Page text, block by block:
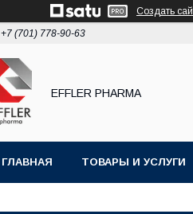
Создать
+7 (701) 778-90-63
EFFLER PHARMA
ГЛАВНАЯ ТОВАРЫ И УСЛУГИ